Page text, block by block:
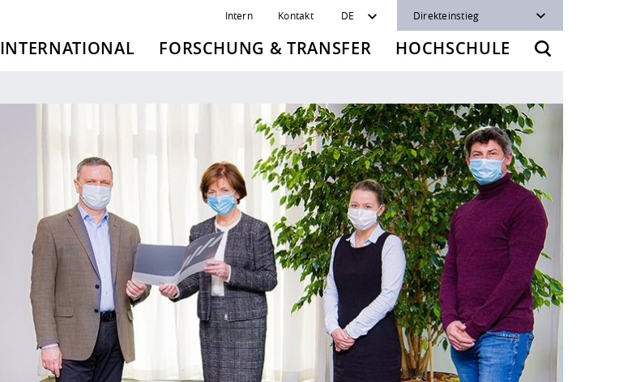
Intern Kontakt DE Direkteinstieg
INTERNATIONAL FORSCHUNG & TRANSFER HOCHSCHULE